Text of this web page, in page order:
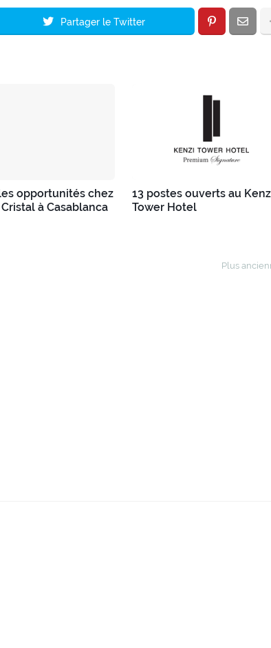
Partager le Twitter
opportunités chez
à Casablanca
13 postes ouverts au
Tower Hotel
Plus